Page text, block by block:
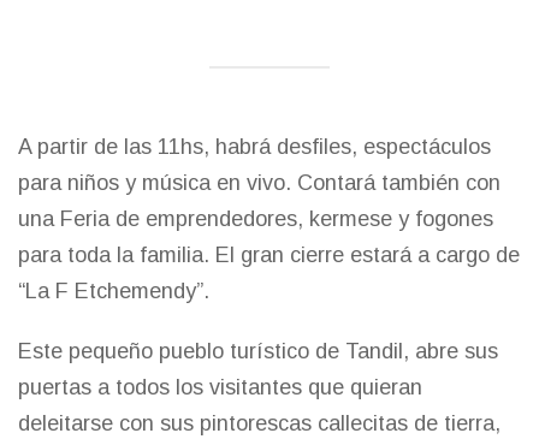
A partir de las 11hs, habrá desfiles, espectáculos
para niños y música en vivo. Contará también con
una Feria de emprendedores, kermese y fogones
para toda la familia. El gran cierre estará a cargo de
“La F Etchemendy”.
Este pequeño pueblo turístico de Tandil, abre sus
puertas a todos los visitantes que quieran
deleitarse con sus pintorescas callecitas de tierra,